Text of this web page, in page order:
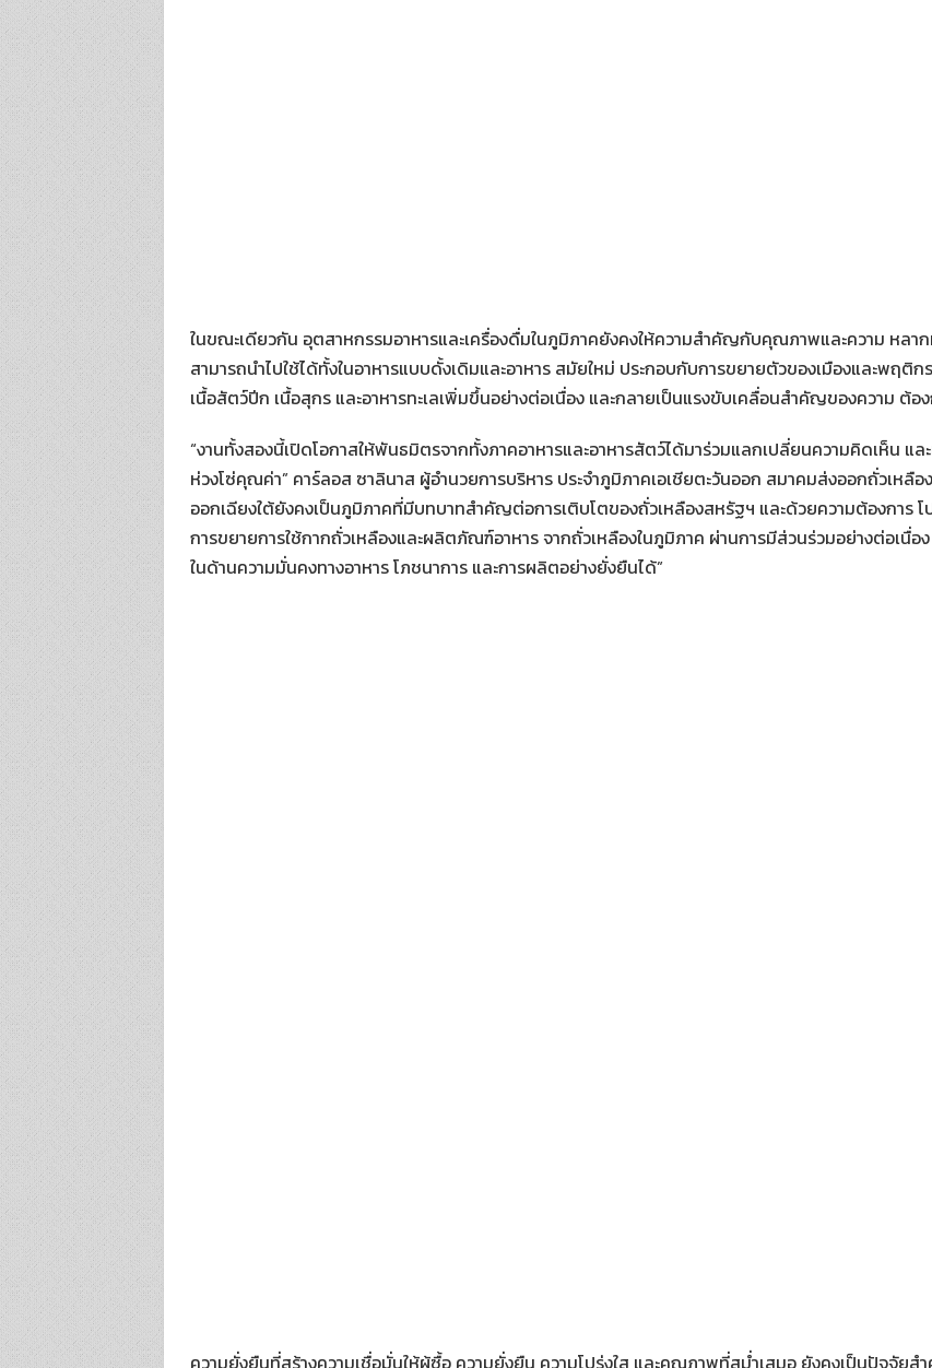
ในขณะเดียวกัน อุตสาหกรรมอาหารและเครื่องดื่มในภูมิภาคยังคงให้ความสำคัญกับคุณภาพและความ หลา
สามารถนำไปใช้ได้ทั้งในอาหารแบบดั้งเดิมและอาหาร สมัยใหม่ ประกอบกับการขยายตัวของเมืองและพฤติ
เนื้อสัตว์ปีก เนื้อสุกร และอาหารทะเลเพิ่มขึ้นอย่างต่อเนื่อง และกลายเป็นแรงขับเคลื่อนสำคัญของความ ต้
“งานทั้งสองนี้เปิดโอกาสให้พันธมิตรจากทั้งภาคอาหารและอาหารสัตว์ได้มาร่วมแลกเปลี่ยนความคิดเห็น แ
ห่วงโซ่คุณค่า” คาร์ลอส ซาลินาส ผู้อำนวยการบริหาร ประจำภูมิภาคเอเชียตะวันออก สมาคมส่งออกถั่วเหลือ
ออกเฉียงใต้ยังคงเป็นภูมิภาคที่มีบทบาทสำคัญต่อการเติบโตของถั่วเหลืองสหรัฐฯ และด้วยความต้องการ
การขยายการใช้กากถั่วเหลืองและผลิตภัณฑ์อาหาร จากถั่วเหลืองในภูมิภาค ผ่านการมีส่วนร่วมอย่างต่อเนื่
ในด้านความมั่นคงทางอาหาร โภชนาการ และการผลิตอย่างยั่งยืนได้”